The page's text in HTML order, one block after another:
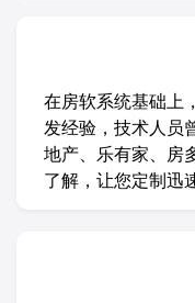
在房软系统基础上
发经验，技术人员
地产、乐有家、房
了解，让您定制迅